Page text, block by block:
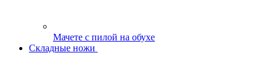
Мачете с пилой на обухе
Складные ножи